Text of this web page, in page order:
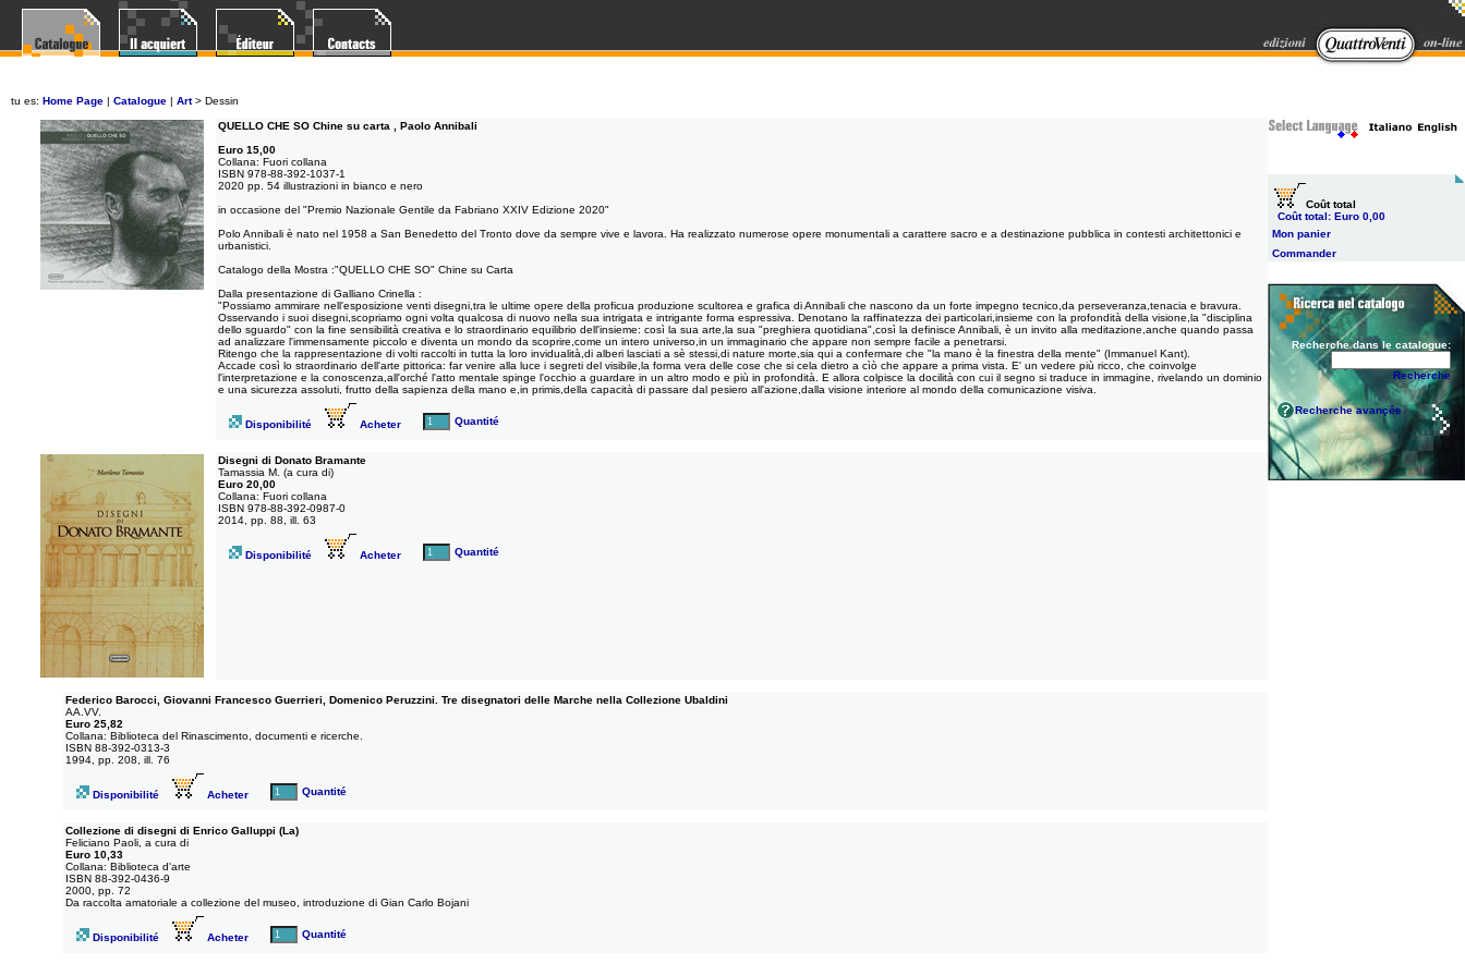
tu es: Home Page | Catalogue | Art> Dessin
QUELLO CHE SO Chine su carta , Paolo Annibali
Euro 15,00
Collana: Fuori collana
ISBN 978-88-392-1037-1
2020 pp. 54 illustrazioni in bianco e nero
in occasione del "Premio Nazionale Gentile da Fabriano XXIV Edizione 2020"
Polo Annibali è nato nel 1958 a San Benedetto del Tronto dove da sempre vive e lavora. Ha realizzato numerose opere monumentali a carattere sacro e a destinazione pubblica in contesti architettonici e
urbanistici.
Catalogo della Mostra :"QUELLO CHE SO" Chine su Carta
Dalla presentazione di Galliano Crinella :
"Possiamo ammirare nell'esposizione venti disegni,tra le ultime opere della proficua produzione scultorea e grafica di Annibali che nascono da un forte impegno tecnico,da perseveranza,tenacia e bravura.
Osservando i suoi disegni,scopriamo ogni volta qualcosa di nuovo nella sua intrigata e intrigante forma espressiva. Denotano la raffinatezza dei particolari,insieme con la profondità della visione,la "disciplina
dello sguardo" con la fine sensibilità creativa e lo straordinario equilibrio dell'insieme: così la sua arte,la sua "preghiera quotidiana",così la definisce Annibali, è un invito alla meditazione,anche quando passa
ad analizzare l'immensamente piccolo e diventa un mondo da scoprire,come un intero universo,in un immaginario che appare non sempre facile a penetrarsi.
Ritengo che la rappresentazione di volti raccolti in tutta la loro invidualità,di alberi lasciati a sè stessi,di nature morte,sia qui a confermare che "la mano è la finestra della mente" (Immanuel Kant).
Accade così lo straordinario dell'arte pittorica: far venire alla luce i segreti del visibile,la forma vera delle cose che si cela dietro a cìò che appare a prima vista. E' un vedere più ricco, che coinvolge
l'interpretazione e la conoscenza,all'orché l'atto mentale spinge l'occhio a guardare in un altro modo e più in profondità. E allora colpisce la docilità con cui il segno si traduce in immagine, rivelando un dominio
e una sicurezza assoluti, frutto della sapienza della mano e,in primis,della capacità di passare dal pesiero all'azione,dalla visione interiore al mondo della comunicazione visiva.
Disponibilité Acheter Quantité
Disegni di Donato Bramante
Tamassia M. (a cura di)
Euro 20,00
Collana: Fuori collana
ISBN 978-88-392-0987-0
2014, pp. 88, ill. 63
Disponibilité Acheter Quantité
Federico Barocci, Giovanni Francesco Guerrieri, Domenico Peruzzini. Tre disegnatori delle Marche nella Collezione Ubaldini
AA.VV.
Euro 25,82
Collana: Biblioteca del Rinascimento, documenti e ricerche.
ISBN 88-392-0313-3
1994, pp. 208, ill. 76
Disponibilité Acheter Quantité
Collezione di disegni di Enrico Galluppi (La)
Feliciano Paoli, a cura di
Euro 10,33
Collana: Biblioteca d'arte
ISBN 88-392-0436-9
2000, pp. 72
Da raccolta amatoriale a collezione del museo, introduzione di Gian Carlo Bojani
Disponibilité Acheter Quantité
Coût total
Coût total: Euro 0,00
Mon panier
Commander
Recherche dans le catalogue:
Recherche
Recherche avançée